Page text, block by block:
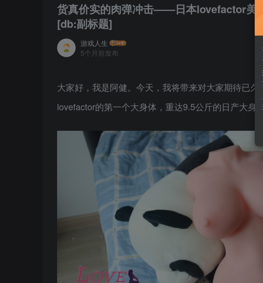
货真价实的肉弹冲击——日本lovefactor美
[db:副标题]
游戏人生
5个月前发布
大家好，我是阿健。今天，我将带来对大家期待已
lovefactor的第一个大身体，重达9.5公斤的日产大身